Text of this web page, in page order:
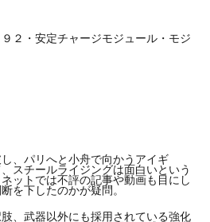
２・安定チャージモジュール・モジ
、パリへと小舟で向かうアイギ
スチールライジングは面白いという
ットでは不評の記事や動画も目にし
を下したのかが疑問。
、武器以外にも採用されている強化